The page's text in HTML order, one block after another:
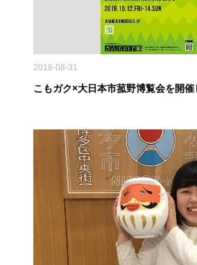
2018-08-31
こもガク×大日本市菰野博覧会を開催